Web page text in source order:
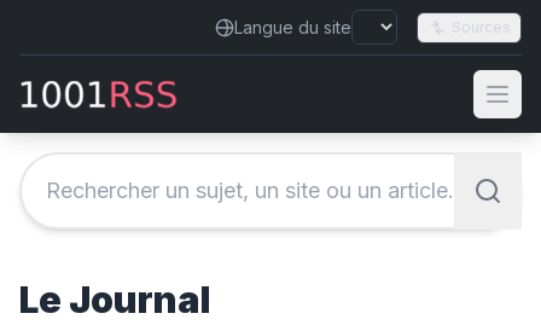
Langue du site Sources
Le Journal